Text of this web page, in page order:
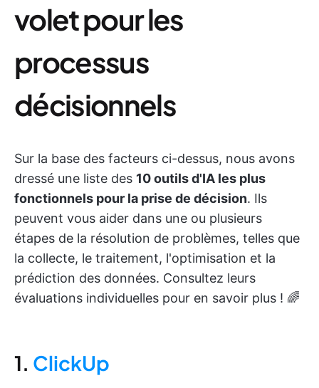
volet pour les
processus
décisionnels
Sur la base des facteurs ci-dessus, nous avons
dressé une liste des 10 outils d'IA les plus
fonctionnels pour la prise de décision. Ils
peuvent vous aider dans une ou plusieurs
étapes de la résolution de problèmes, telles que
la collecte, le traitement, l'optimisation et la
prédiction des données. Consultez leurs
évaluations individuelles pour en savoir plus ! 🌈
1. ClickUp